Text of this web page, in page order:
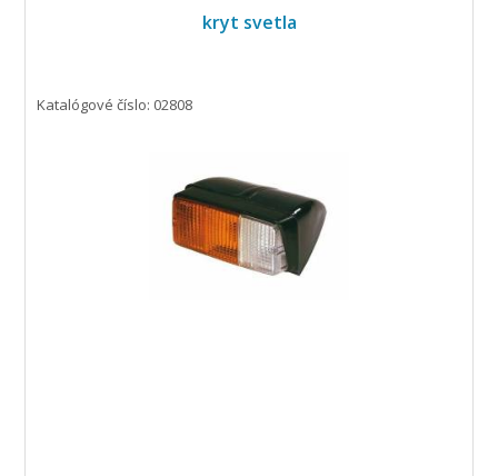
kryt svetla
Katalógové číslo: 02808